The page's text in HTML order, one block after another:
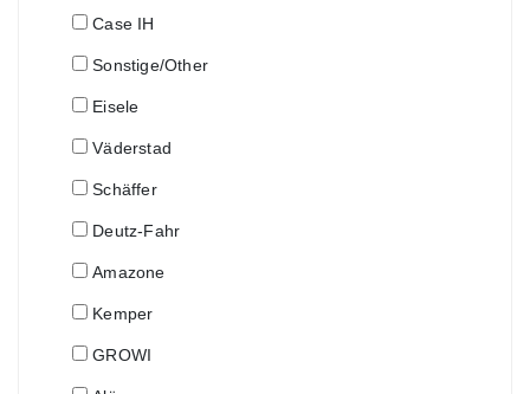
Case IH
Sonstige/Other
Eisele
Väderstad
Schäffer
Deutz-Fahr
Amazone
Kemper
GROWI